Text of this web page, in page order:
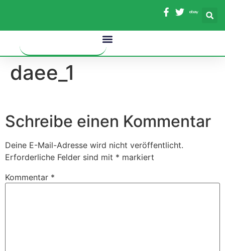
daee_1
Schreibe einen Kommentar
Deine E-Mail-Adresse wird nicht veröffentlicht.
Erforderliche Felder sind mit * markiert
Kommentar *